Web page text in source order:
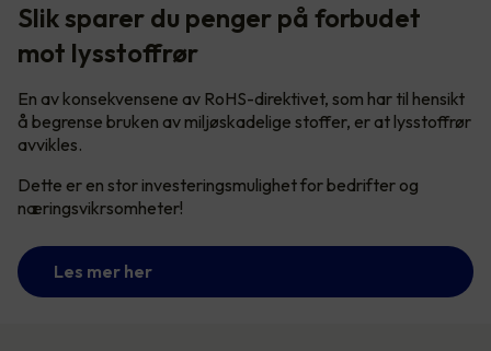
Slik sparer du penger på forbudet
mot lysstoffrør
En av konsekvensene av RoHS-direktivet, som har til hensikt
å begrense bruken av miljøskadelige stoffer, er at lysstoffrør
avvikles.
Dette er en stor investeringsmulighet for bedrifter og
næringsvikrsomheter!
Les mer her